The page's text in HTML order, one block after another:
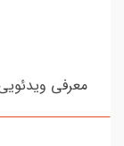
معرفی